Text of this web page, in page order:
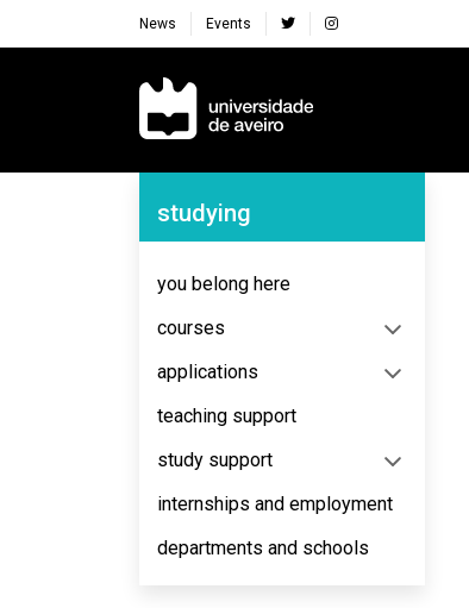
News Events
Navegação Principal
Navegação Lateral
studying
you belong here
courses
applications
teaching support
study support
internships and employment
departments and schools